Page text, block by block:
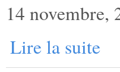
14 novembre,
Lire la suite